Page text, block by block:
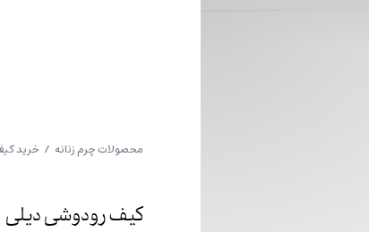
محصولات چرم زنانه / خرید
کیف رودوشی دیلی